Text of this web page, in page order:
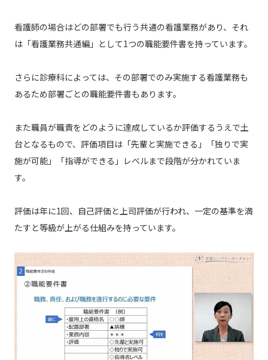
看護師の場合はどの部署でも行う共通の看護業務があり、それ
は「看護業務共通編」として1つの職能要件書を持っています。
さらに診療科によっては、その部署でのみ実施する看護業務も
あるため部署ごとの職能要件書もあります。
また職員が職責をどのように達成しているか評価するうえで土
台となるもので、評価項目は「先輩と実施できる」「独りで実
施が可能」「指導ができる」レベルまで段階が分かれていま
す。
評価は年に1回、自己評価と上司評価が行われ、一定の基準を満
たすと等級が上がる仕組みを持っています。